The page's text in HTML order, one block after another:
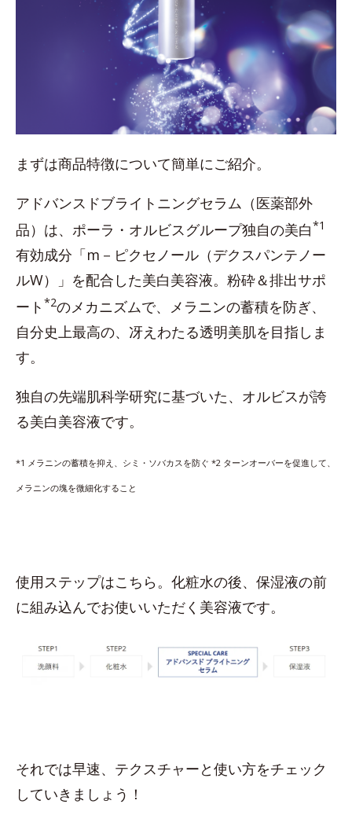
まずは商品特徴について簡単にご紹介。
アドバンスドブライトニングセラム（医薬部外
品）は、ポーラ・オルビスグループ独自の美白*1
有効成分「m－ピクセノール（デクスパンテノー
ルW）」を配合した美白美容液。粉砕＆排出サポ
ート *2のメカニズムで、メラニンの蓄積を防ぎ、
自分史上最高の、冴えわたる透明美肌を目指しま
す。
独自の先端肌科学研究に基づいた、オルビスが誇
る美白美容液です。
*1 メラニンの蓄積を抑え、シミ・ソバカスを防ぐ *2 ターンオーバーを促進して、
メラニンの塊を微細化すること
使用ステップはこちら。化粧水の後、保湿液の前
に組み込んでお使いいただく美容液です。
それでは早速、テクスチャーと使い方をチェック
していきましょう！